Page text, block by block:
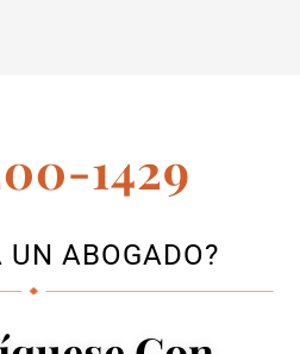
1429
UN ABOGADO?